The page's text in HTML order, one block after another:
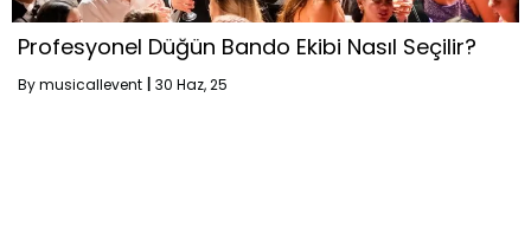
Profesyonel Düğün Bando Ekibi Nasıl Seçilir?
Bymusicallevent 30 Haz, 25